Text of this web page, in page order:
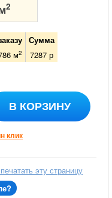
2
Сумма
м2 7287р
В КОРЗИНУ
клик
эту страницу